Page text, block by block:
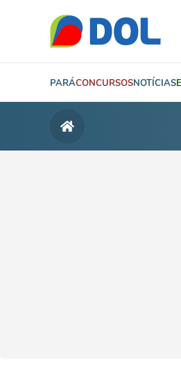
PARÁCONCURSOSNOTÍCIAS